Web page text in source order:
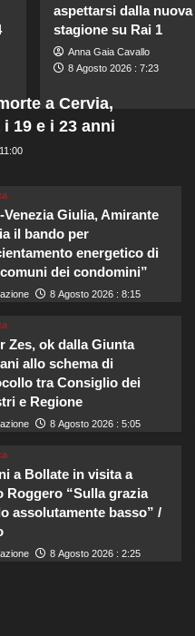
aspettarsi dalla nuova
stagione su Rai 1
Anna Gaia Cavallo
8 Agosto 2026 : 7:23
a Cervia,
19 e i 23 anni
Venezia Giulia, Amirante
il bando per
energetico di
dei condomini”
8 Agosto 2026 : 8:15
Zes, ok dalla Giunta
allo schema di
tra Consiglio dei
e Regione
8 Agosto 2026 : 5:05
a Bollate in visita a
Roggero “Sulla grazia
assolutamente basso” /
8 Agosto 2026 : 2:25